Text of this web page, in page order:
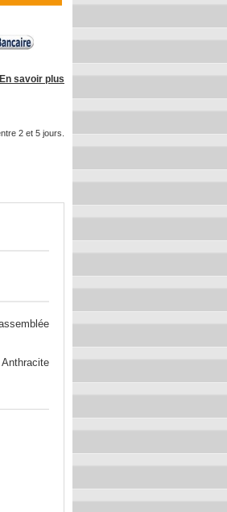
En savoir plus
2 et 5 jours.